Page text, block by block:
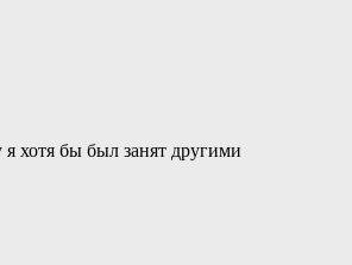
хотя бы был занят другими